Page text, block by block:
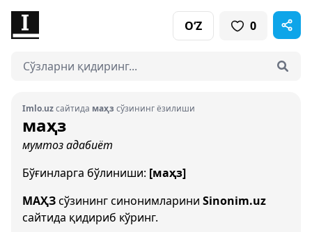
O‘Z 0
Imlo.uzсайтида маҳз сўзининг ёзилиши
маҳз
мумтоз адабиёт
Бўғинларга бўлиниши: [маҳз]
МАҲЗсўзининг синонимларини Sinonim.uz
сайтида қидириб кўринг.